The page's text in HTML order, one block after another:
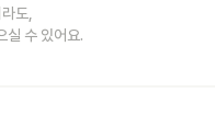
도,
실 수 있어요.